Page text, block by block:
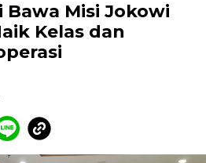
Misi Jokowi
Kelas dan